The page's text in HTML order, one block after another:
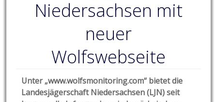
Niedersachsen mit
neuer
Wolfswebseite
Unter „www.wolfsmonitoring.com“ bietet die
Landesjägerschaft Niedersachsen (LJN) seit